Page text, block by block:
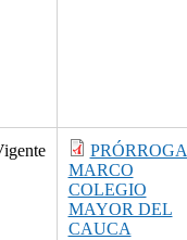
PRÓRROGA
MARCO
COLEGIO
MAYOR DEL
CAUCA